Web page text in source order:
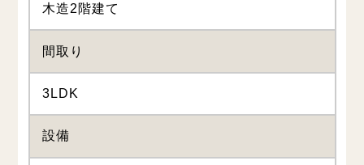
木造2階建て
間取り
3LDK
設備